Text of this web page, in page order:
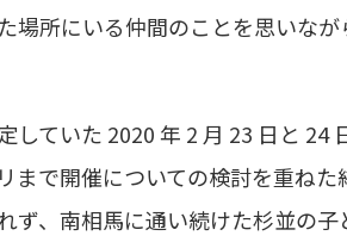
場所にいる仲間のことを思いな
していた 2020 年 2 月 23 日と 24
まで開催についての検討を重ね
ず、南相馬に通い続けた杉並の